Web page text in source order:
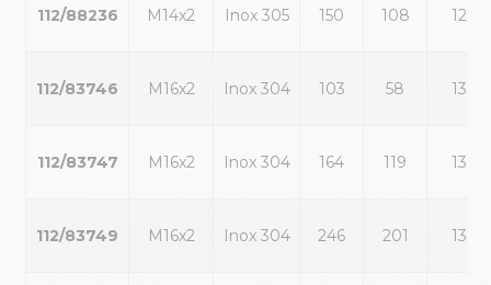
112/88236 M14x2 Inox 305 150 108 12
112/83746 M16x2 Inox 304 103 58 13
112/83747 M16x2 Inox 304 164 119 13
112/83749 M16x2 Inox 304 246 201 13